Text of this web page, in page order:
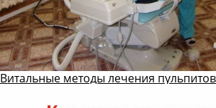
Витальные методы лечения пульпитов